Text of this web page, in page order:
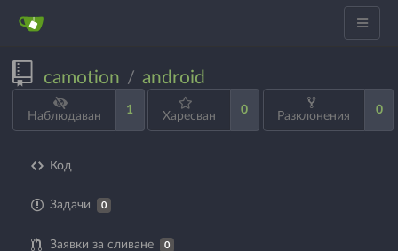
camotion / android
Наблюдаван
1
Харесван
0
Разклонения
0
Код
Задачи 0
Заявки за сливане 0